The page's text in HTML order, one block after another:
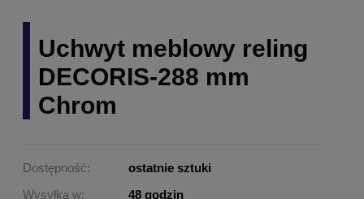
Uchwyt meblowy reling
DECORIS-288 mm
Chrom
Dostępność:
ostatnie sztuki
Wysyłka w:
48 godzin